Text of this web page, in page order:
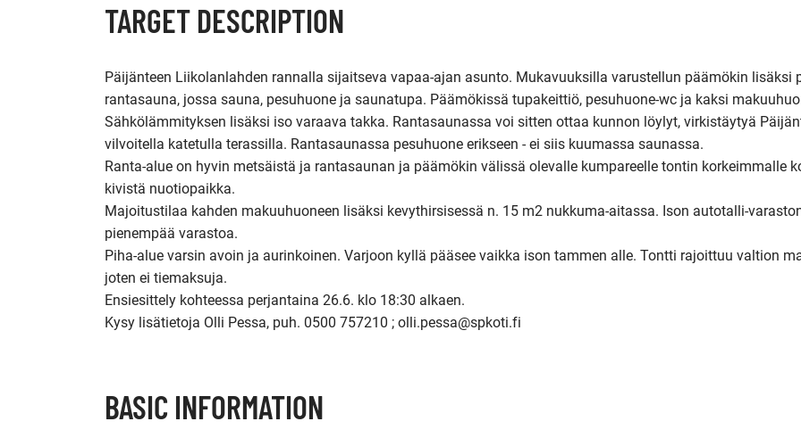
TARGET DESCRIPTION
Päijänteen Liikolanlahden rannalla sijaitseva vapaa-ajan asunto. Mukavuuksilla varustellun päämökin lisäksi
rantasauna, jossa sauna, pesuhuone ja saunatupa. Päämökissä tupakeittiö, pesuhuone-wc ja kaksi
Sähkölämmityksen lisäksi iso varaava takka. Rantasaunassa voi sitten ottaa kunnon löylyt, virkistäytyä
vilvoitella katetulla terassilla. Rantasaunassa pesuhuone erikseen - ei siis kuumassa saunassa.
Ranta-alue on hyvin metsäistä ja rantasaunan ja päämökin välissä olevalle kumpareelle tontin korkeimmalle
kivistä nuotiopaikka.
Majoitustilaa kahden makuuhuoneen lisäksi kevythirsisessä n. 15 m2 nukkuma-aitassa. Ison autotalli-
pienempää varastoa.
Piha-alue varsin avoin ja aurinkoinen. Varjoon kyllä pääsee vaikka ison tammen alle. Tontti rajoittuu valtion
joten ei tiemaksuja.
Ensiesittely kohteessa perjantaina 26.6. klo 18:30 alkaen.
Kysy lisätietoja Olli Pessa, puh. 0500 757210 ; olli.pessa@spkoti.fi
BASIC INFORMATION